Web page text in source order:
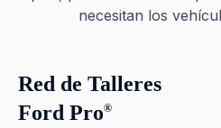
necesitan los
Red de Talleres
Ford Pro®